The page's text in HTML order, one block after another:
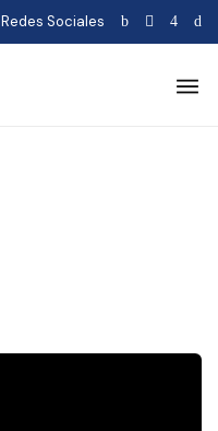
Redes Sociales